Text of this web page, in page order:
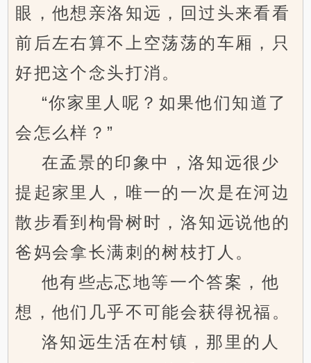
眼，他想亲洛知远，回过头来看看
前后左右算不上空荡荡的车厢，只
好把这个念头打消。
“你家里人呢？如果他们知道了
会怎么样？”
在孟景的印象中，洛知远很少
提起家里人，唯一的一次是在河边
散步看到枸骨树时，洛知远说他的
爸妈会拿长满刺的树枝打人。
他有些忐忑地等一个答案，他
想，他们几乎不可能会获得祝福。
洛知远生活在村镇，那里的人